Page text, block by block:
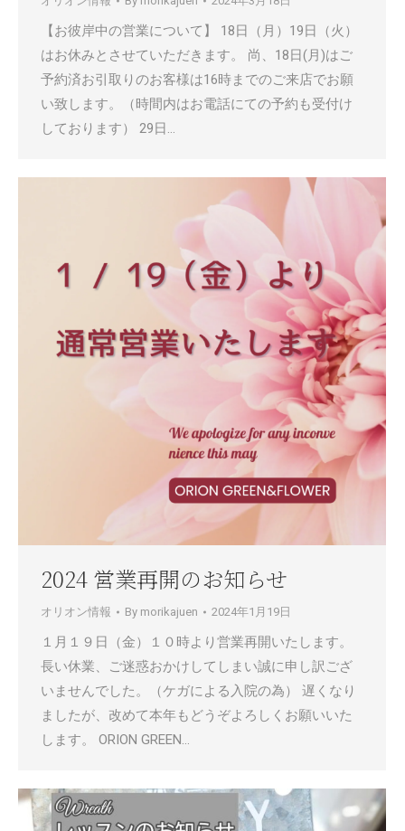
【お彼岸中の営業について】 18日（月）19日（火）
はお休みとさせていただきます。 尚、18日(月)はご
予約済お引取りのお客様は16時までのご来店でお願
い致します。（時間内はお電話にての予約も受付け
しております） 29日…
2024 営業再開のお知らせ
オリオン情報 By morikajuen 2024年1月19日
１月１９日（金）１０時より営業再開いたします。
長い休業、ご迷惑おかけしてしまい誠に申し訳ござ
いませんでした。（ケガによる入院の為） 遅くなり
ましたが、改めて本年もどうぞよろしくお願いいた
します。 ORION GREEN…